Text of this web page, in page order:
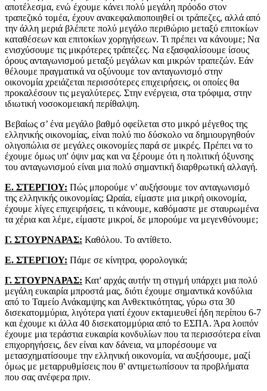
αποτέλεσμα, ενώ έχουμε κάνει πολύ μεγάλη πρόοδο στον
τραπεζικό τομέα, έχουν ανακεφαλαιοποιηθεί οι τράπεζες, αλλά από
την άλλη μεριά βλέπετε πολύ μεγάλο περιθώριο μεταξύ επιτοκίων
καταθέσεων και επιτοκίων χορηγήσεων. Τι πρέπει να κάνουμε; Να
ενισχύσουμε τις μικρότερες τράπεζες. Να εξασφαλίσουμε ίσους
όρους ανταγωνισμού μεταξύ μεγάλων και μικρών τραπεζών. Εάν
θέλουμε πραγματικά να οξύνουμε τον ανταγωνισμό στην
οικονομία χρειάζεται περισσότερες επιχειρήσεις, οι οποίες θα
προκαλέσουν τις μεγαλύτερες. Στην ενέργεια, στα τρόφιμα, στην
ιδιωτική νοσοκομειακή περίθαλψη.
Βεβαίως σ’ ένα μεγάλο βαθμό οφείλεται στο μικρό μέγεθος της
ελληνικής οικονομίας, είναι πολύ πιο δύσκολο να δημιουργηθούν
ολιγοπώλια σε μεγάλες οικονομίες παρά σε μικρές. Πρέπει να το
έχουμε όμως υπ' όψιν μας και να ξέρουμε ότι η πολιτική όξυνσης
του ανταγωνισμού είναι μια πολύ σημαντική διαρθρωτική αλλαγή.
Ε. ΣΤΕΡΓΙΟΥ: Πώς μπορούμε ν’ αυξήσουμε τον ανταγωνισμό
της ελληνικής οικονομίας; Ωραία, είμαστε μια μικρή οικονομία,
έχουμε λίγες επιχειρήσεις, τι κάνουμε, καθόμαστε με σταυρωμένα
τα χέρια και λέμε, είμαστε μικροί, δε μπορούμε να μεγενθύνουμε;
Γ. ΣΤΟΥΡΝΑΡΑΣ: Καθόλου. Το αντίθετο.
Ε. ΣΤΕΡΓΙΟΥ: Πάμε σε κίνητρα, φορολογικά;
Γ. ΣΤΟΥΡΝΑΡΑΣ: Κατ' αρχάς αυτήν τη στιγμή υπάρχει μια πολύ
μεγάλη ευκαιρία μπροστά μας, διότι έχουμε σημαντικά κονδύλια
από το Ταμείο Ανάκαμψης και Ανθεκτικότητας, γύρω στα 30
δισεκατομμύρια, λιγότερα γιατί έχουν εκταμιευθεί ήδη περίπου 6-7
και έχουμε κι άλλα 40 δισεκατομμύρια από το ΕΣΠΑ. Άρα λοιπόν
έχουμε μια τεράστια ευκαιρία κονδυλίων που τα περισσότερα είναι
επιχορηγήσεις, δεν είναι καν δάνεια, να μπορέσουμε να
μετασχηματίσουμε την ελληνική οικονομία, να αυξήσουμε, μαζί
όμως με μεταρρυθμίσεις που θ' αντιμετωπίσουν τα προβλήματα
που σας ανέφερα πριν.